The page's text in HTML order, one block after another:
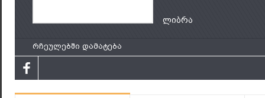
ლიბრა
რჩეულებში დამატება